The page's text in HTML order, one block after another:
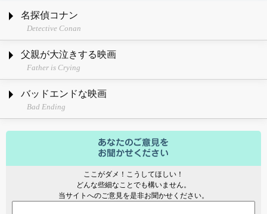
名探偵コナン
Detective Conan
父親が大泣きする映画
Father is Crying
バッドエンドな映画
Bad Ending
ここがダメ！こうしてほしい！
どんな些細なことでも構いません。
当サイトへのご意見を是非お聞かせください。